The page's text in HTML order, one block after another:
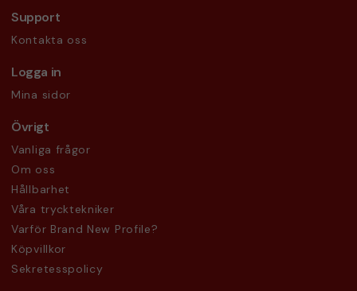
Support
Kontakta oss
Logga in
Mina sidor
Övrigt
Vanliga frågor
Om oss
Hållbarhet
Våra trycktekniker
Varför Brand New Profile?
Köpvillkor
Sekretesspolicy